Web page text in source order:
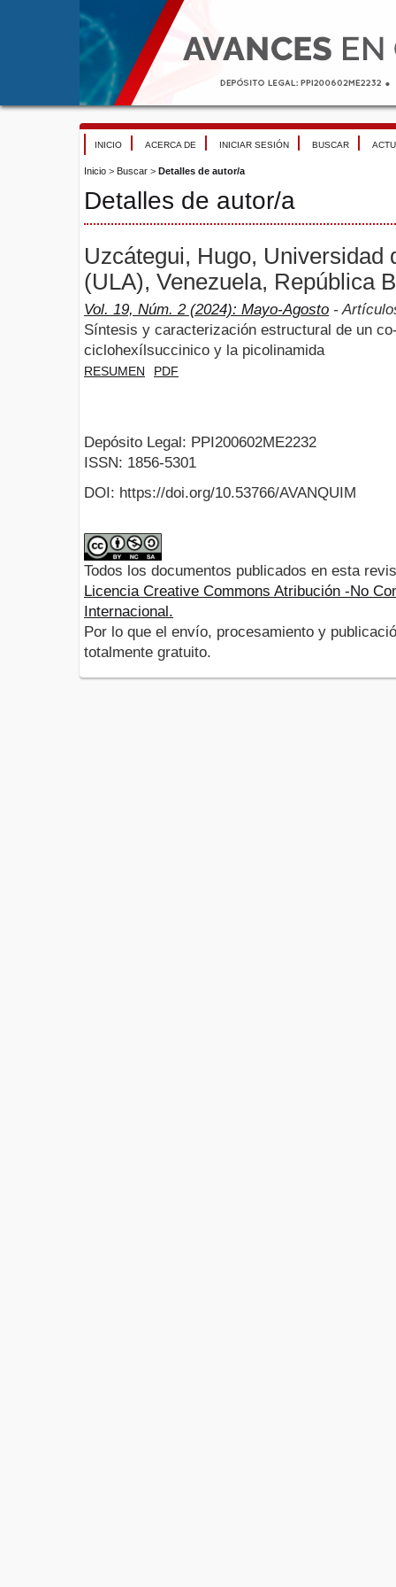
INICIO ACERCA DE INICIAR SESIÓN BUSCAR
Inicio > Buscar > Detalles de autor/a
Detalles de autor/a
Uzcátegui, Hugo, Universidad
(ULA), Venezuela, República
Vol. 19, Núm. 2 (2024): Mayo-Agosto -
Síntesis y caracterización estructural de un
ciclohexílsuccinico y la picolinamida
RESUMEN PDF
Depósito Legal: PPI200602ME2232
ISSN: 1856-5301
DOI: https://doi.org/10.53766/AVANQUIM
Todos los documentos publicados en esta
Licencia Creative Commons Atribución -No
Internacional.
Por lo que el envío, procesamiento y
totalmente gratuito.